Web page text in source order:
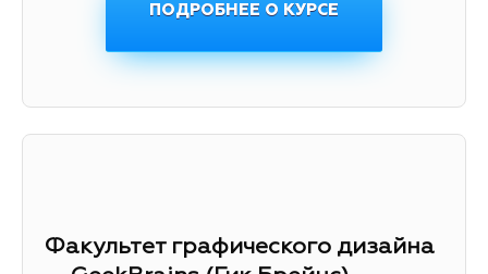
ПОДРОБНЕЕ О КУРСЕ
Факультет графического дизайна